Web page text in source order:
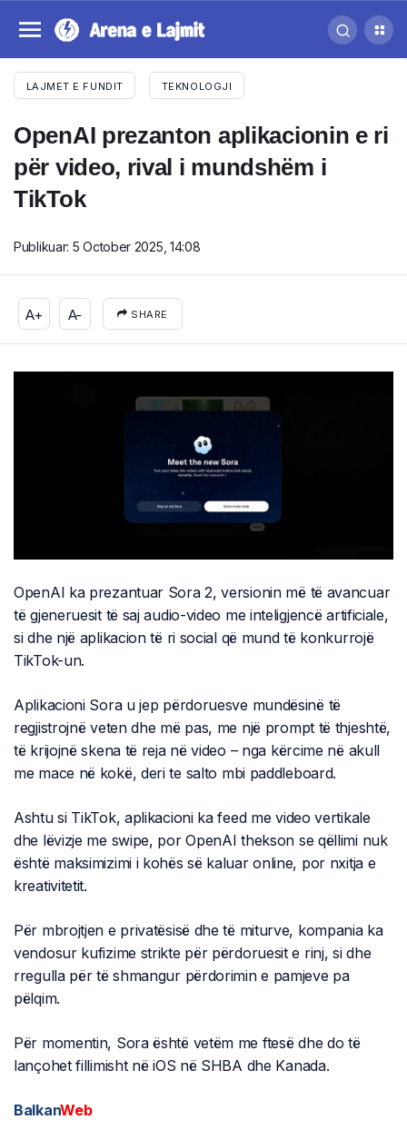
LAJMET E FUNDIT TEKNOLOGJI
OpenAI prezanton aplikacionin e ri
për video, rival i mundshëm i
TikTok
Publikuar: 5 October 2025, 14:08
A+ A- SHARE
OpenAI ka prezantuar Sora 2, versionin më të avancuar
të gjeneruesit të saj audio-video me inteligjencë artificiale,
si dhe një aplikacion të ri social që mund të konkurrojë
TikTok-un.
Aplikacioni Sora u jep përdoruesve mundësinë të
regjistrojnë veten dhe më pas, me një prompt të thjeshtë,
të krijojnë skena të reja në video – nga kërcime në akull
me mace në kokë, deri te salto mbi paddleboard.
Ashtu si TikTok, aplikacioni ka feed me video vertikale
dhe lëvizje me swipe, por OpenAI thekson se qëllimi nuk
është maksimizimi i kohës së kaluar online, por nxitja e
kreativitetit.
Për mbrojtjen e privatësisë dhe të miturve, kompania ka
vendosur kufizime strikte për përdoruesit e rinj, si dhe
rregulla për të shmangur përdorimin e pamjeve pa
pëlqim.
Për momentin, Sora është vetëm me ftesë dhe do të
lançohet fillimisht në iOS në SHBA dhe Kanada.
BalkanWeb